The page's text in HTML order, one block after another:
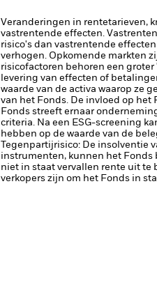
Veranderingen in rentetarieven,
vastrentende effecten.
risico's dan vastrentende
verhogen. Opkomende markten
risicofactoren behoren een
levering van effecten of
waarde van de activa waarop ze
van het Fonds. De invloed op
Fonds streeft ernaar
criteria. Na een ESG-screening
hebben op de waarde van de
Tegenpartijrisico: De insolventie
instrumenten, kunnen het
niet in staat vervallen rente uit te
verkopers zijn om het Fonds in